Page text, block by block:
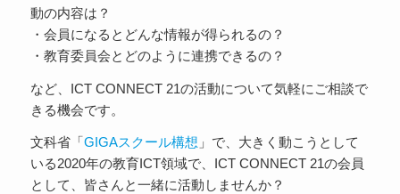
動の内容は？
・会員になるとどんな情報が得られるの？
・教育委員会とどのように連携できるの？
など、ICT CONNECT 21の活動について気軽にご相談で
きる機会です。
文科省「GIGAスクール構想 」で、大きく動こうとして
いる2020年の教育ICT領域で、ICT CONNECT 21の会員
として、皆さんと一緒に活動しませんか？